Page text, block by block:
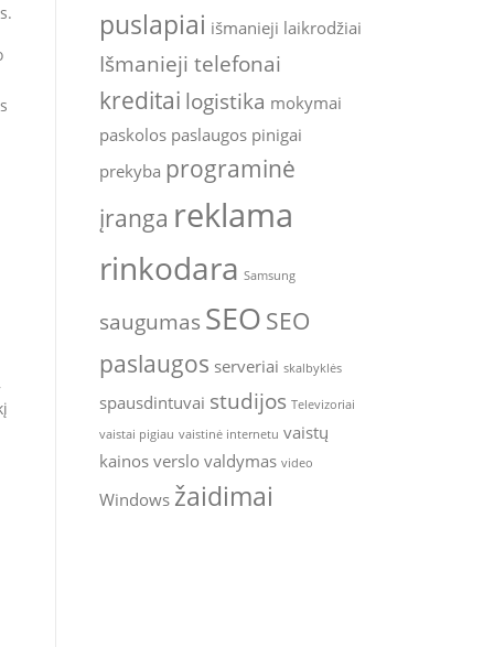
puslapiai išmanieji laikrodžiai
Išmanieji telefonai
kreditai logistika mokymai
paskolos paslaugos pinigai
prekyba programinė
įranga reklama
rinkodara Samsung
saugumas SEO SEO
paslaugos serveriai skalbyklės
spausdintuvai studijos Televizoriai
vaistai pigiau vaistinė internetu vaistų
kainosverslo valdymas video
Windows žaidimai